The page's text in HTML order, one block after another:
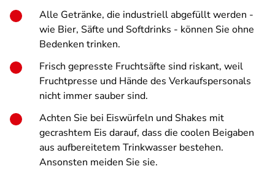
Alle Getränke, die industriell abgefüllt werden -
wie Bier, Säfte und Softdrinks - können Sie ohne
Bedenken trinken.
Frisch gepresste Fruchtsäfte sind riskant, weil
Fruchtpresse und Hände des Verkaufspersonals
nicht immer sauber sind.
Achten Sie bei Eiswürfeln und Shakes mit
gecrashtem Eis darauf, dass die coolen Beigaben
aus aufbereitetem Trinkwasser bestehen.
Ansonsten meiden Sie sie.